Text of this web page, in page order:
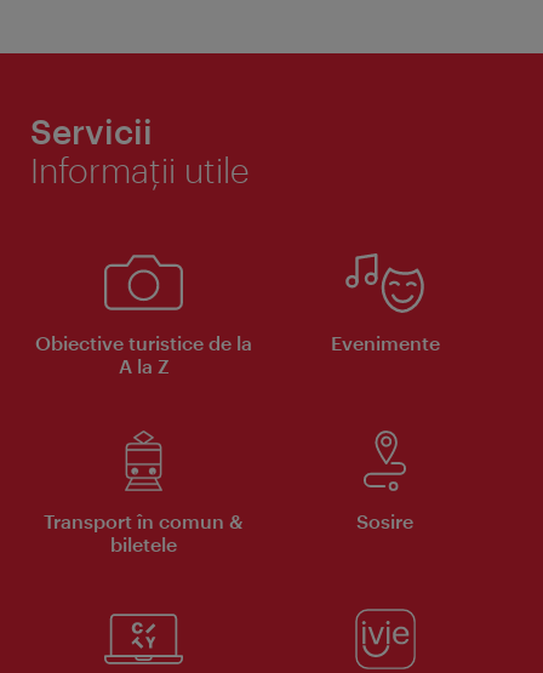
Servicii
Informaţii utile
Obiective turistice de la
A la Z
Evenimente
Transport în comun &
biletele
Sosire